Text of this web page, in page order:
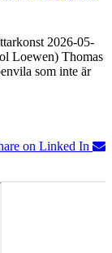
2026-05-
Loewen) Thomas
som inte är
on Linked In